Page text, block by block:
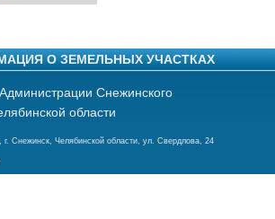
О ЗЕМЕЛЬНЫХ УЧАСТКАХ
Снежинского
области
г. Снежинск, Челябинской области, ул. Свердлова, 24